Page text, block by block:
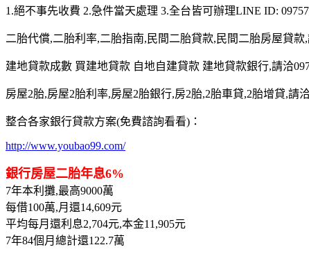
1.絕不事先收費 2.急件當天處理 3.全台皆可辦理LINE ID:
二胎代償,二胎利率,二胎指南,民間二胎貸款,民間二胎房屋貸款,
建地貸款成數 買建地貸款 自地自建貸款 建地貸款銀行,請洽
房屋2胎,房屋2胎利率,房屋2胎銀行,房2胎,2胎車貸,2胎增貸,請
整合各家銀行貸款方案(免費諮詢看看)：
http://www.youbao99.com/
銀行房屋二胎年息6%
7年本利攤,最高9000萬
每借100萬,月還14,609元
平均每月還利息2,704元,本金11,905元
7年84個月總計還122.7萬